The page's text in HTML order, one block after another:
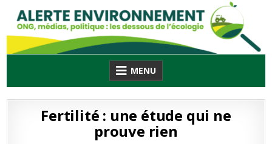
content
MENU
Fertilité : une étude qui ne
prouve rien